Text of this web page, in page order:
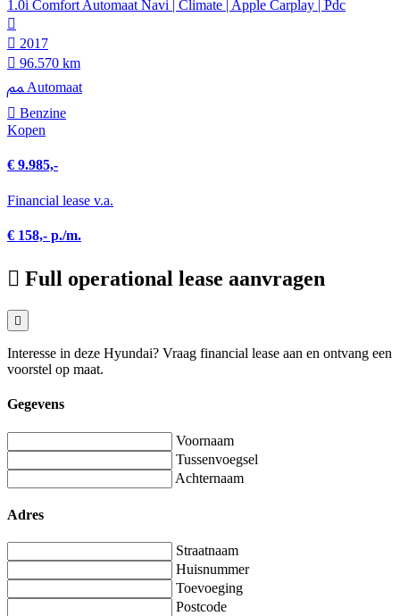
1.0i Comfort Automaat Navi | Climate | Apple Carplay | Pdc
2017
96.570 km
Automaat
Benzine
Kopen
€ 9.985,-
Financial lease v.a.
€ 158,- p./m.
Full operational lease aanvragen
Interesse in deze Hyundai? Vraag financial lease aan en ontvang een
voorstel op maat.
Gegevens
Voornaam
Tussenvoegsel
Achternaam
Adres
Straatnaam
Huisnummer
Toevoeging
Postcode